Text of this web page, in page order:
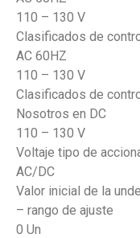
110 – 130 V
Clasificados de
AC 60HZ
110 – 130 V
Clasificados de
Nosotros en DC
110 – 130 V
Voltaje tipo de
AC/DC
Valor inicial de la
– rango de ajuste
0 Un